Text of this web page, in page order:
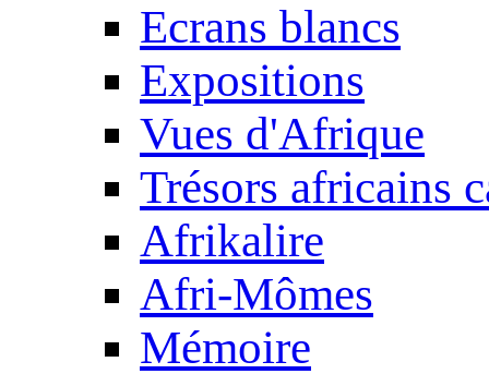
Ecrans blancs
Expositions
Vues d'Afrique
Trésors africains
Afrikalire
Afri-Mômes
Mémoire